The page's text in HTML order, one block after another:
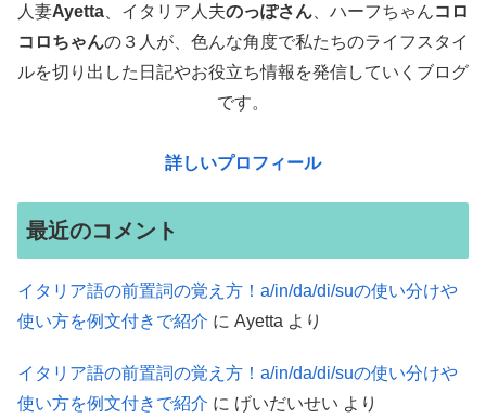
人妻Ayetta 、イタリア人夫のっぽさん 、ハーフちゃんコロ
コロちゃんの３人が、色んな角度で私たちのライフスタイ
ルを切り出した日記やお役立ち情報を発信していくブログ
です。
詳しいプロフィール
最近のコメント
イタリア語の前置詞の覚え方！a/in/da/di/suの使い分けや
使い方を例文付きで紹介 に Ayetta より
イタリア語の前置詞の覚え方！a/in/da/di/suの使い分けや
使い方を例文付きで紹介 に げいだいせい より